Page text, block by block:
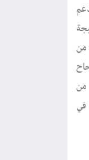
من
من
في